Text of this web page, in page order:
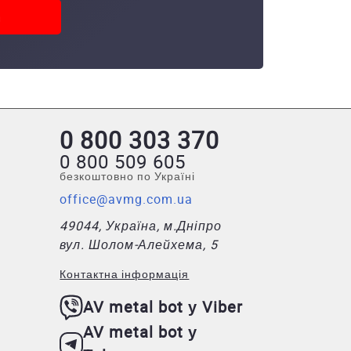
0 800 303 370
0 800 509 605
безкоштовно по Україні
office@avmg.com.ua
49044, Україна, м.Дніпро
вул. Шолом-Алейхема, 5
Контактна інформація
AV metal bot у Viber
AV metal bot у